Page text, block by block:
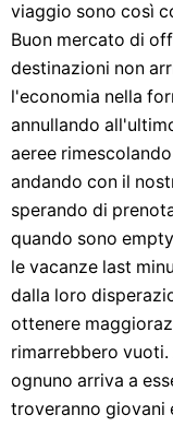
viaggio sono così
Buon mercato di
destinazioni non
l'economia nella
annullando
aeree
andando con il
sperando di
quando sono
le vacanze last
dalla loro
ottenere
rimarrebbero
ognuno arriva a
troveranno giovani